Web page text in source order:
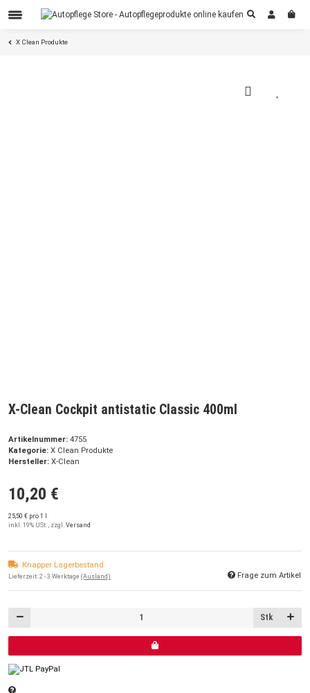
X Clean Produkte
X-Clean Cockpit antistatic Classic 400ml
Artikelnummer: 4755
Kategorie: X Clean Produkte
Hersteller: X-Clean
10,20 €
25,50 € pro 1 l
inkl. 19% USt. , zzgl. Versand
Knapper Lagerbestand
Lieferzeit: 2 - 3 Werktage (Ausland) Frage zum Artikel
Stk